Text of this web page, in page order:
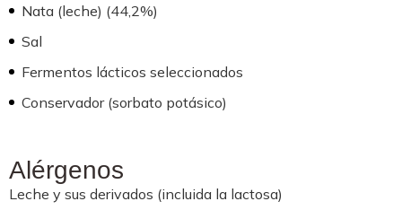
Nata (leche) (44,2%)
Sal
Fermentos lácticos seleccionados
Conservador (sorbato potásico)
Alérgenos
Leche y sus derivados (incluida la lactosa)